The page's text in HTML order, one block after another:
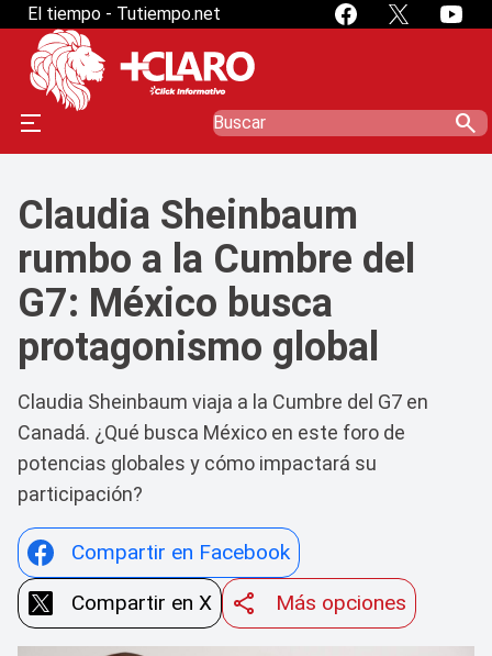
El tiempo - Tutiempo.net
search
Claudia Sheinbaum
rumbo a la Cumbre del
G7: México busca
protagonismo global
Claudia Sheinbaum viaja a la Cumbre del G7 en
Canadá. ¿Qué busca México en este foro de
potencias globales y cómo impactará su
participación?
Compartir en Facebook
Compartir en X
Más opciones